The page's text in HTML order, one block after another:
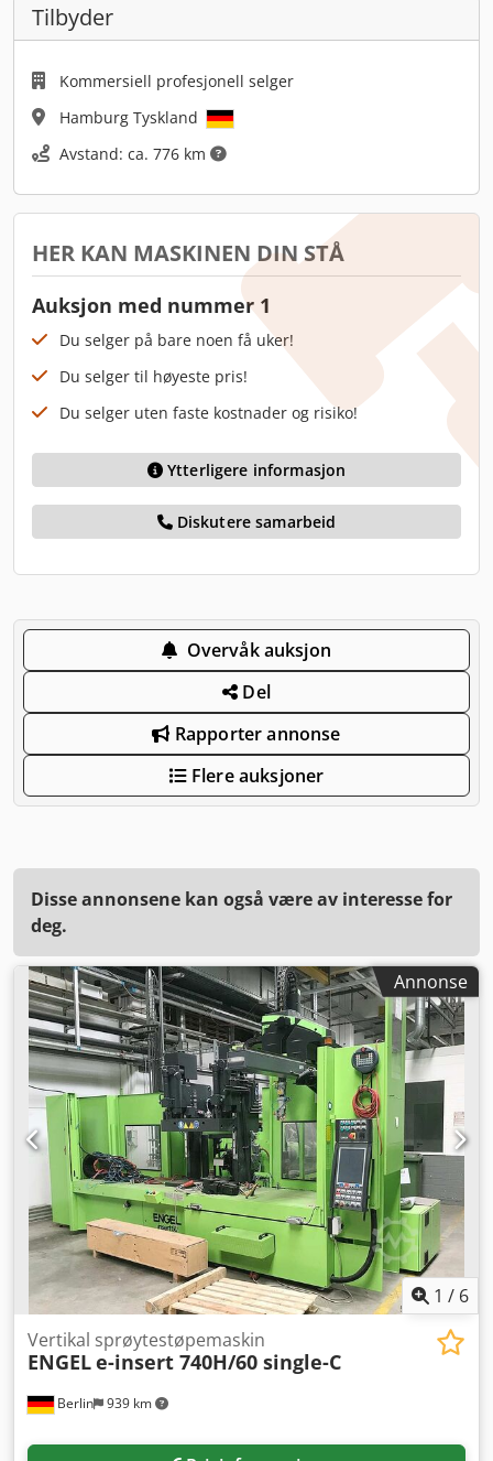
Tilbyder
Kommersiell profesjonell selger
Hamburg Tyskland
Avstand: ca. 776 km
HER KAN MASKINEN DIN STÅ
Auksjon med nummer 1
Du selger på bare noen få uker!
Du selger til høyeste pris!
Du selger uten faste kostnader og risiko!
Ytterligere informasjon
Diskutere samarbeid
Overvåk auksjon
Del
Rapporter annonse
Flere auksjoner
Disse annonsene kan også være av interesse for
deg.
Annonse
1 / 6
Berlin 939 km
Vertikal sprøytestøpemaskin
ENGELe-insert 740H/60 single-C